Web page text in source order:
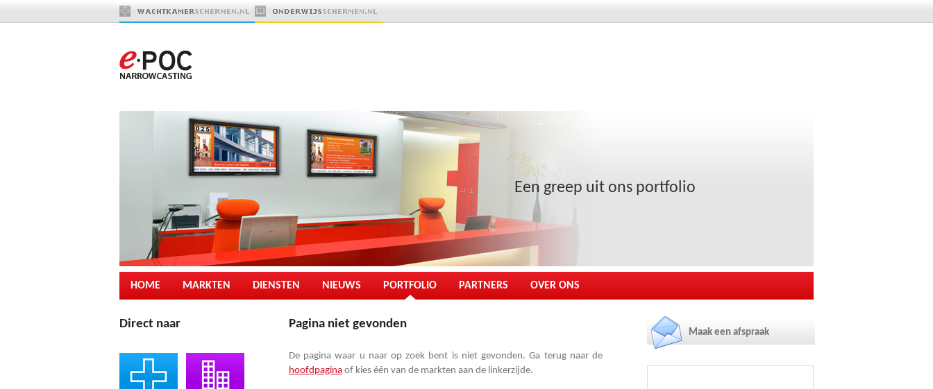
Een greep uit ons portfolio
HOME MARKTEN DIENSTEN NIEUWS PORTFOLIO PARTNERS OVER ONS
Direct naar Pagina niet gevonden
De pagina waar u naar op zoek bent is niet gevonden. Ga terug naar de
hoofdpagina of kies één van de markten aan de linkerzijde.
Maak een afspraak